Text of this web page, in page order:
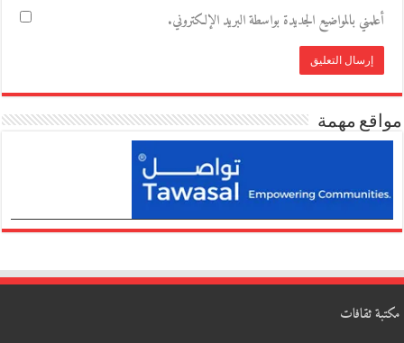
أعلمني بالمواضيع الجديدة بواسطة البريد الإلكتروني.
مواقع مهمة
مكتبة ثقافات